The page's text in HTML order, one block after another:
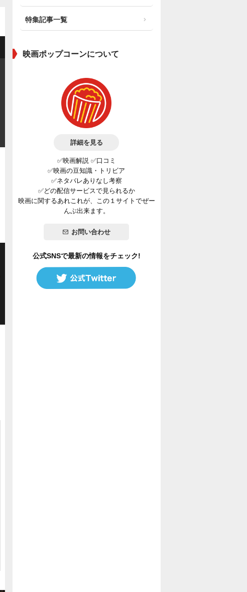
特集記事一覧
映画ポップコーンについて
詳細を見る
✅映画解説 ✅口コミ
✅映画の豆知識・トリビア
✅ネタバレありなし考察
✅どの配信サービスで見られるか
映画に関するあれこれが、この１サイトでぜー
んぶ出来ます。
お問い合わせ
公式SNSで最新の情報をチェック!